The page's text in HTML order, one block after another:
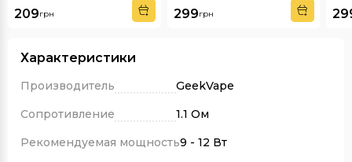
209грн 299грн
Характеристики
Производитель
GeekVape
Сопротивление
1.1 Ом
Рекомендуемая мощность9 - 12 Вт